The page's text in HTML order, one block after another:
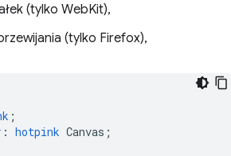
(tylko WebKit),
(tylko Firefox),
;
: hotpink Canvas ;